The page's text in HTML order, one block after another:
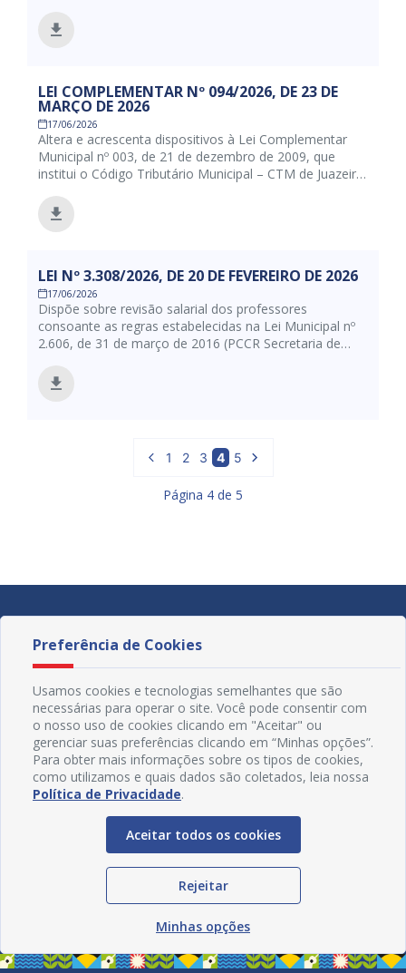
LEI COMPLEMENTAR Nº 094/2026, DE 23 DE
MARÇO DE 2026
17/06/2026
Altera e acrescenta dispositivos à Lei Complementar
Municipal nº 003, de 21 de dezembro de 2009, que
institui o Código Tributário Municipal – CTM de Juazeiro
dezembro de 2025, e dá outras providências.
LEI Nº 3.308/2026, DE 20 DE FEVEREIRO DE 2026
17/06/2026
Dispõe sobre revisão salarial dos professores
consoante as regras estabelecidas na Lei Municipal nº
2.606, de 31 de março de 2016 (PCCR Secretaria de
Nacional para os profissionais do Magistério Público
Municipal, e dá outras providências.
1 2 3 4 5
Página 4 de 5
Preferência de Cookies
Usamos cookies e tecnologias semelhantes que são
necessárias para operar o site. Você pode consentir com
o nosso uso de cookies clicando em "Aceitar" ou
gerenciar suas preferências clicando em “Minhas opções”.
Para obter mais informações sobre os tipos de cookies,
como utilizamos e quais dados são coletados, leia nossa
Política de Privacidade.
Aceitar todos os cookies
Rejeitar
Minhas opções